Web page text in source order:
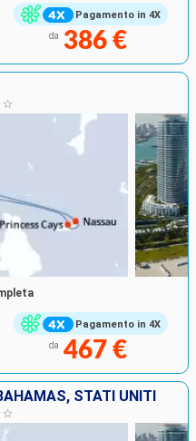
Pagamento in 4X
da 386 €
Pagamento in 4X
da 467 €
STATI UNITI